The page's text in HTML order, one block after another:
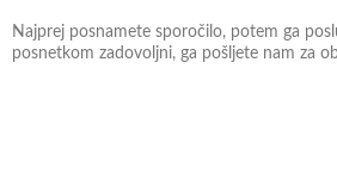
Najprej posnamete sporočilo, potem ga
posnetkom zadovoljni, ga pošljete nam za